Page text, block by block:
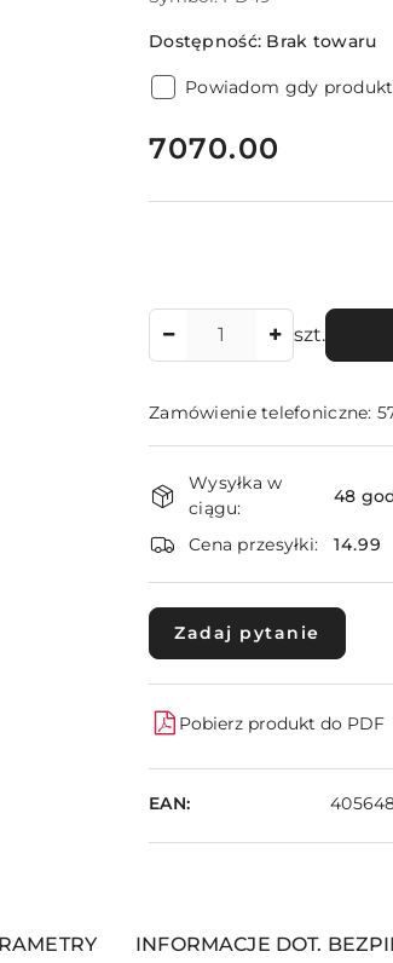
Dostępność: Brak towaru
Powiadom gdy
cena:
7070.00
szt.
Zamówienie telefoniczne:
Dostępność
i
dostawa
Wysyłka w
ciągu:
48
Cena przesyłki: 14.99
Zadaj pytanie
Pobierz produkt do PDF
EAN:
INFORMACJE DOT.